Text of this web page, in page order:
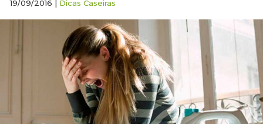
19/09/2016 | Dicas Caseiras